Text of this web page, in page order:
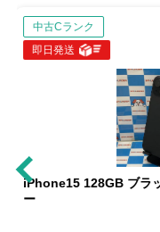
A SIMフリ